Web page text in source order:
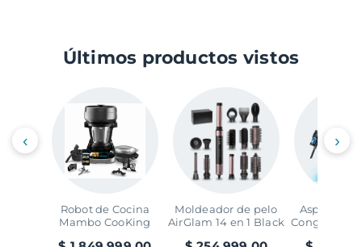
Últimos productos vistos
‹
Robot de Cocina
Mambo CooKing
Moldeador de pelo
AirGlam 14 en 1 Black
Aspirador
Conga
›